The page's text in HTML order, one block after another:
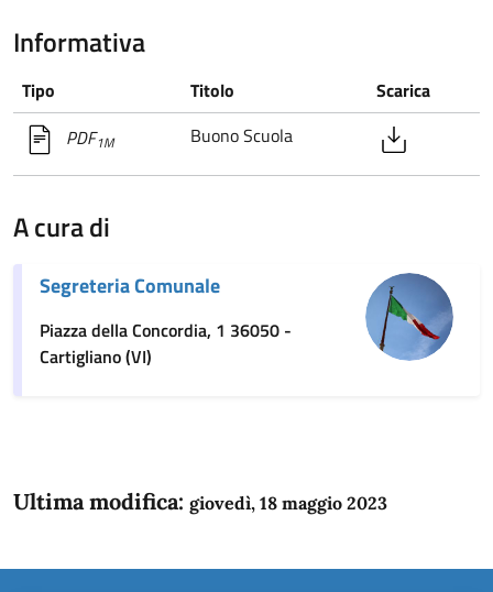
Informativa
Tipo Titolo
Scarica
PDF1M Buono Scuola
A cura di
Segreteria Comunale
Piazza della Concordia, 1 36050 -
Cartigliano (VI)
Ultima modifica: giovedì, 18 maggio 2023